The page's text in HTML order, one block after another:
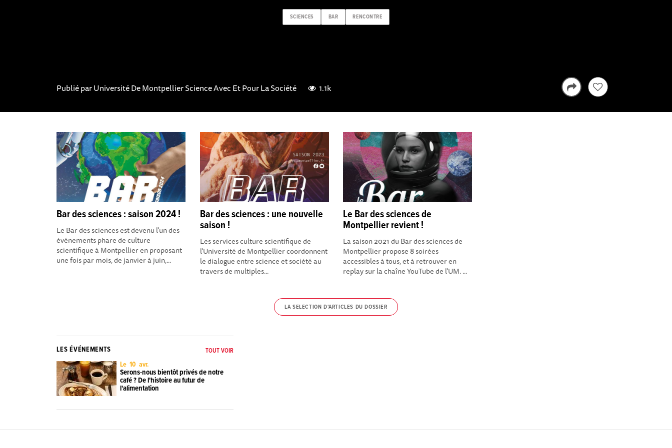
SCIENCES BAR RENCONTRE
Publié parUniversité De Montpellier Science Avec Et Pour La Société 1.1k
Bar des sciences : saison 2024 !
Le Bar des sciences est devenu l’un des
événements phare de culture
scientifique à Montpellier en proposant
une fois par mois, de janvier à juin,...
Bar des sciences : une nouvelle
saison !
Les services culture scientifique de
l’Université de Montpellier coordonnent
le dialogue entre science et société au
travers de multiples...
Le Bar des sciences de
Montpellier revient !
La saison 2021 du Bar des sciences de
Montpellier propose 8 soirées
accessibles à tous, et à retrouver en
replay sur la chaîne YouTube de l’UM. ...
LA SELECTION D'ARTICLES DU DOSSIER
TOUT VOIR
LES ÉVÉNEMENTS
Le 10 avr.
Serons-nous bientôt privés de notre
café ? De l'histoire au futur de
l'alimentation